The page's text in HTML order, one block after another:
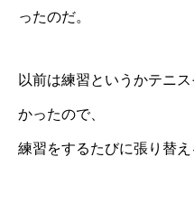
ったのだ。
以前は練習というかテニ
かったので、
練習をするたびに張り替え